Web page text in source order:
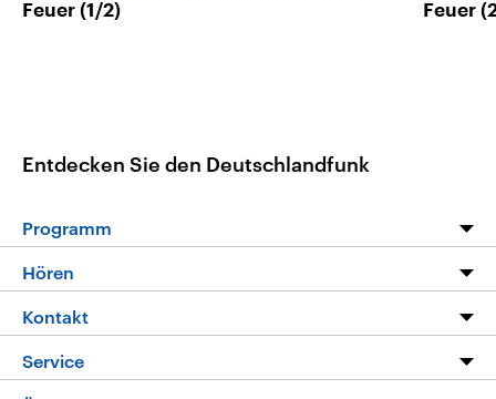
Feuer (1/2)
Feuer
Entdecken Sie den Deutschlandfunk
Programm
Programm
Die Nachrichten
Nachrichtenleicht
Hören
Livestream
Podcasts
Kontakt
Hörerservice
Service